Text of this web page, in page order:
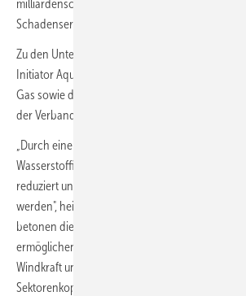
milliardenschweren Folgekosten bis hin zu
Schadensersatzforderungen."
Zu den Unterzeichnern des Positionspapiers
Initiator AquaVentus die Verbände BEE, BDEW,
Gas sowie die Agenturen EEHH, EESH,
der Verband VDMA und die IG Metall (Bezirk
„Durch eine optimierte Kombination von Strom-
Wasserstoffinfrastruktur können Kosten gesenkt,
reduziert und die Effizienz der Offshore-
werden", heißt es in der gemeinsamen
betonen die Verfasser die Vorteile hybrider
ermöglichen eine kosteneffiziente Kombination
Windkraft und Wasserstoffproduktion auf See.
Sektorenkopplung lässt sich die